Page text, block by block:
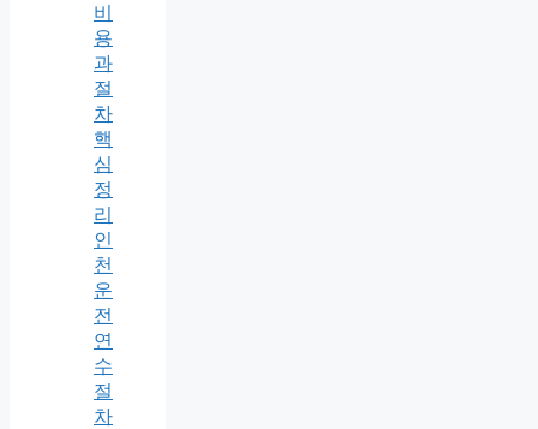
비
용
과
절
차
핵
심
정
리
인
천
운
전
연
수
절
차